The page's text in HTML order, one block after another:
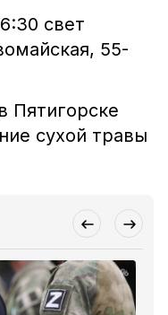
свет
55-
Пятигорске
сухой травы